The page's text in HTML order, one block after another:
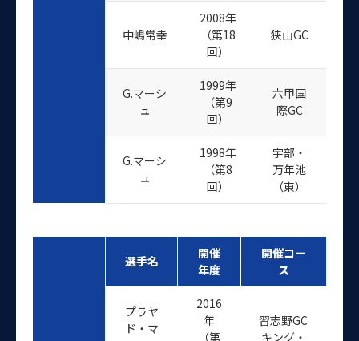
中嶋常幸
2008年
（第18
回）
狭山GC
G.マーシ
ュ
1999年
（第9
回）
六甲国
際GC
G.マーシ
ュ
1998年
（第8
回）
宇部・
万年池
（東）
選手名
開催
年度
開催コー
ス
プラヤ
ド・マ
2016
年
（第
習志野GC
キング・